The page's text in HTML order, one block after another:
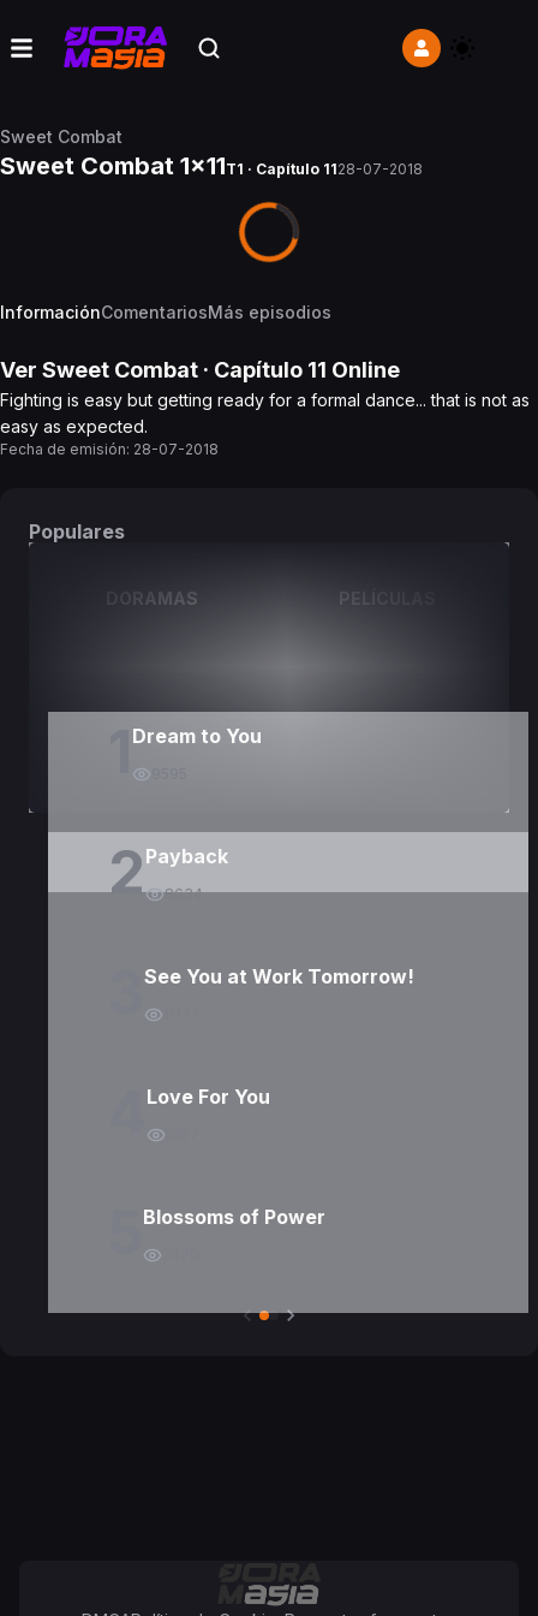
Sweet Combat
Sweet Combat 1x11T1 · Capítulo 1128-07-2018
InformaciónComentariosMás episodios
Ver Sweet Combat · Capítulo 11 Online
Fighting is easy but getting ready for a formal dance... that is not as
easy as expected.
Fecha de emisión: 28-07-2018
Populares
DORAMAS PELÍCULAS
Dream to You
2Payback
8634
See You at Work Tomorrow!
Love For You
Blossoms of Power